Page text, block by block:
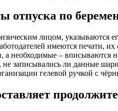
по
лицом,
имеются печати,
необходимые – вписываются
записывались ли данные
гелевой ручкой с